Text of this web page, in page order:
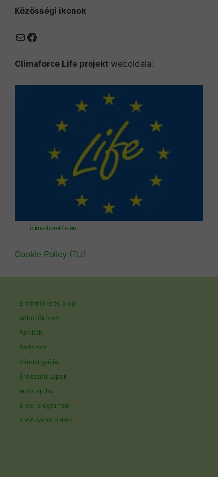
Közösségi ikonok
MailFacebook
Climaforce Life projekt weboldala:
clima4ceelife.eu
Cookie Policy (EU)
Erdőértékelés blog
Köbözőkönyv
Fahibák
Fadoktor
Vándorgyűlés
Erdészeti Lapok
erdő.lap.hu
Erdei programok
Erdő-Mező online